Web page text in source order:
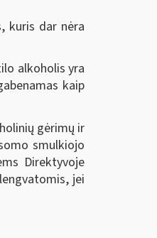
kuris dar nėra
alkoholis yra
kaip
gėrimų ir
smulkiojo
Direktyvoje
jei